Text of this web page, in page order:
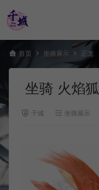
首页 坐骑展示 正文
坐骑 火焰狐
千城 坐骑展示